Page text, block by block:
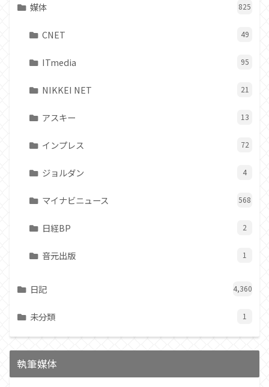
媒体 825
CNET 49
ITmedia 95
NIKKEI NET 21
アスキー 13
インプレス 72
ジョルダン 4
マイナビニュース 568
日経BP 2
音元出版 1
日記 4,360
未分類 1
執筆媒体